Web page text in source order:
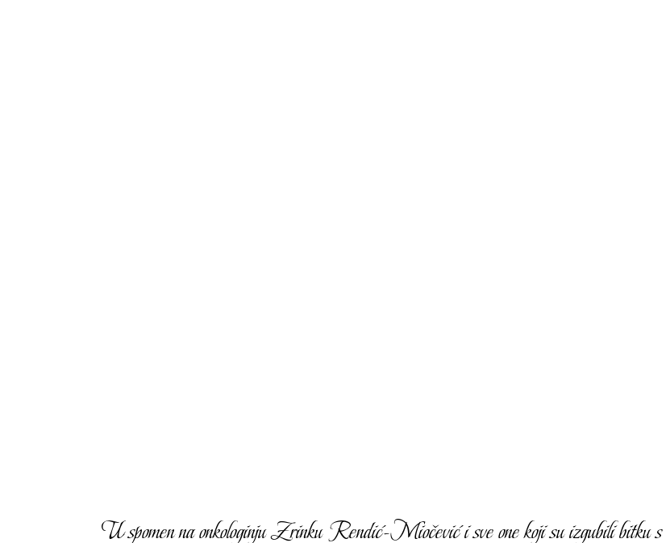
U spomen na onkologinju Zrinku Rendić-Miočević i sve one koji su izgubili bitku s